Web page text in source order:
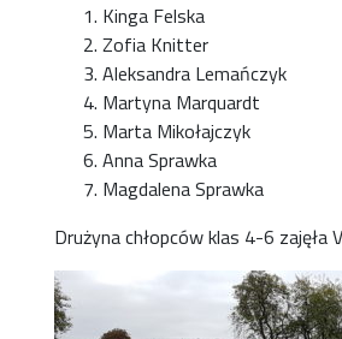
Kinga Felska
Zofia Knitter
Aleksandra Lemańczyk
Martyna Marquardt
Marta Mikołajczyk
Anna Sprawka
Magdalena Sprawka
Drużyna chłopców klas 4-6 zajęła